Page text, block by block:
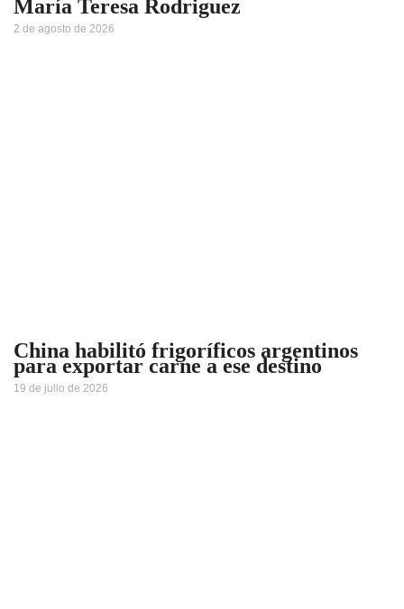
María Teresa Rodriguez
2 de agosto de 2026
China habilitó frigoríficos argentinos
para exportar carne a ese destino
19 de julio de 2026